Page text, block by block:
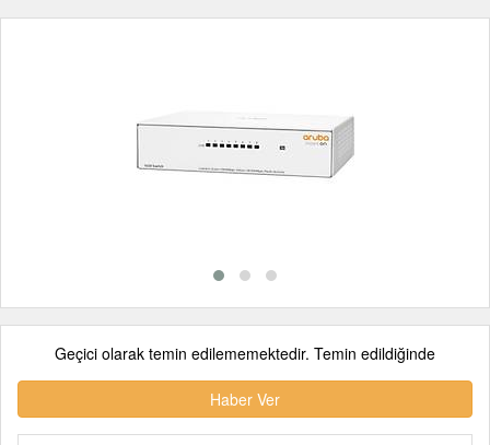
Geçici olarak temin edilememektedir. Temin edildiğinde
Haber Ver